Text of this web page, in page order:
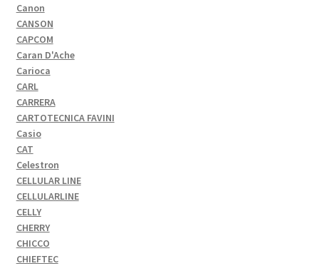
Canon
CANSON
CAPCOM
Caran D'Ache
Carioca
CARL
CARRERA
CARTOTECNICA FAVINI
Casio
CAT
Celestron
CELLULAR LINE
CELLULARLINE
CELLY
CHERRY
CHICCO
CHIEFTEC